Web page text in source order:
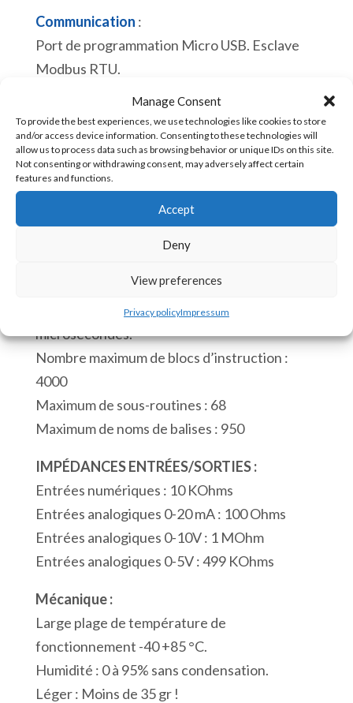
Manage Consent
To provide the best experiences, we use technologies like cookies to store
and/or access device information. Consenting to these technologies will
allow us to process data such as browsing behavior or unique IDs on this site.
Not consenting or withdrawing consent, may adversely affect certain
features and functions.
Accept
Deny
View preferences
Privacy policyImpressum
Communication :
Port de programmation Micro USB. Esclave
Modbus RTU.
quantité
de
eACE
Automate
Entrées
12
Entrées
Analogiques
1
Port
Modbus
Ajouter au panier
eACE-222v10 [85371091]
Horloge en temps réel.
Processus d’un cycle de balayage de 110
microsecondes.
Nombre maximum de blocs d’instruction :
4000
Maximum de sous-routines : 68
Maximum de noms de balises : 950
IMPÉDANCES ENTRÉES/SORTIES :
Entrées numériques : 10 KOhms
Entrées analogiques 0-20 mA : 100 Ohms
Entrées analogiques 0-10V : 1 MOhm
Entrées analogiques 0-5V : 499 KOhms
Mécanique :
Large plage de température de
fonctionnement -40 +85 °C.
Humidité : 0 à 95% sans condensation.
Léger : Moins de 35 gr !